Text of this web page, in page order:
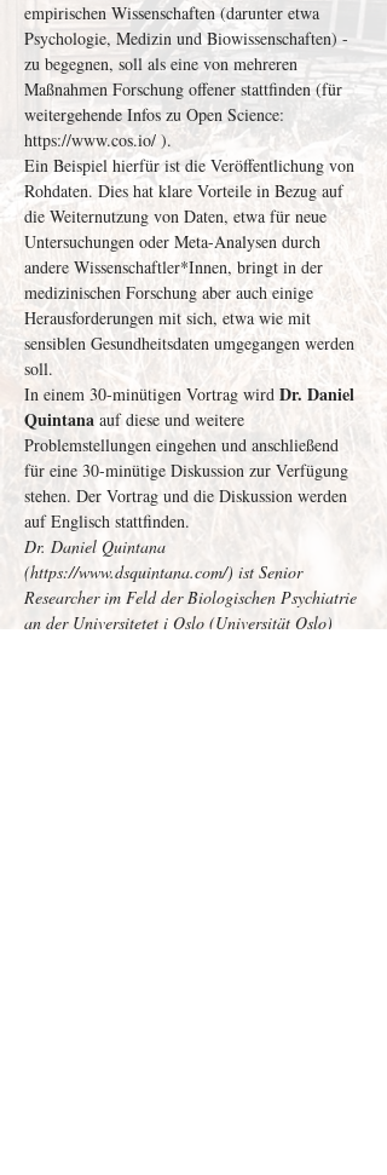
empirischen Wissenschaften (darunter etwa
Psychologie, Medizin und Biowissenschaften) -
zu begegnen, soll als eine von mehreren
Maßnahmen Forschung offener stattfinden (für
weitergehende Infos zu Open Science:
https://www.cos.io/ ).
Ein Beispiel hierfür ist die Veröffentlichung von
Rohdaten. Dies hat klare Vorteile in Bezug auf
die Weiternutzung von Daten, etwa für neue
Untersuchungen oder Meta-Analysen durch
andere Wissenschaftler*Innen, bringt in der
medizinischen Forschung aber auch einige
Herausforderungen mit sich, etwa wie mit
sensiblen Gesundheitsdaten umgegangen werden
soll.
In einem 30-minütigen Vortrag wird Dr. Daniel
Quintana auf diese und weitere
Problemstellungen eingehen und anschließend
für eine 30-minütige Diskussion zur Verfügung
stehen. Der Vortrag und die Diskussion werden
auf Englisch stattfinden.
Dr. Daniel Quintana
(https://www.dsquintana.com/) ist Senior
Researcher im Feld der Biologischen Psychiatrie
an der Universitetet i Oslo (Universität Oslo)